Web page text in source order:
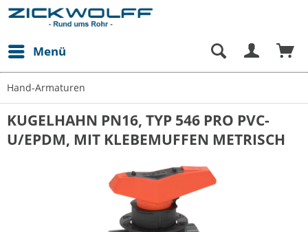
Menü
Hand-Armaturen
KUGELHAHN PN16, TYP 546 PRO PVC-
U/EPDM, MIT KLEBEMUFFEN METRISCH